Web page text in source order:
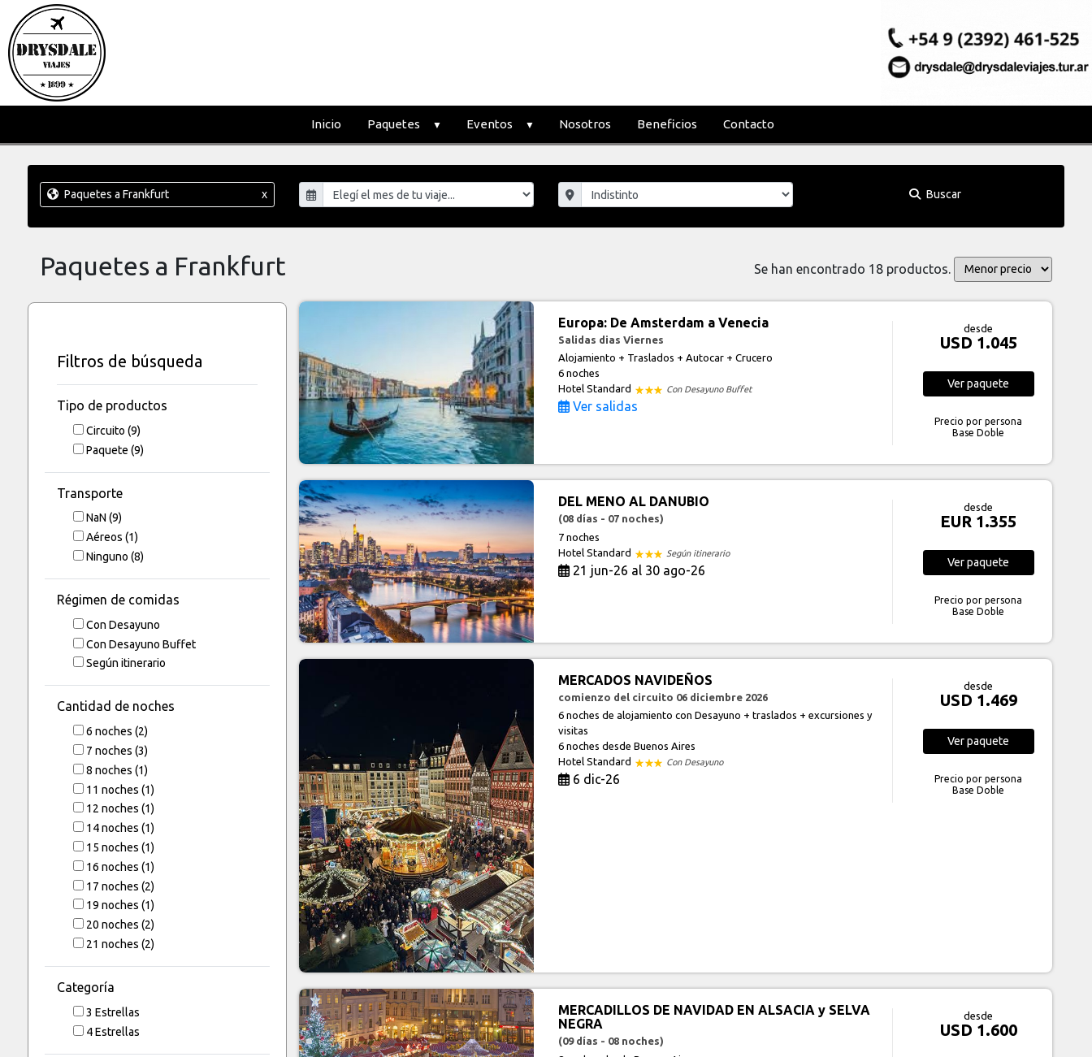
Inicio Paquetes Eventos Nosotros Beneficios Contacto
Paquetes a Frankfurt x Buscar
Paquetes a Frankfurt Se han encontrado 18 productos.
Filtros de búsqueda
Tipo de productos
Circuito (9)
Paquete (9)
Transporte
NaN (9)
Aéreos (1)
Ninguno (8)
Régimen de comidas
Con Desayuno
Con Desayuno Buffet
Según itinerario
Cantidad de noches
6 noches (2)
7 noches (3)
8 noches (1)
11 noches (1)
12 noches (1)
14noches (1)
15 noches (1)
16 noches (1)
17 noches (2)
19 noches (1)
20 noches (2)
21 noches (2)
Categoría
3 Estrellas
4 Estrellas
Europa: De Amsterdam a Venecia
Salidas dias Viernes
Alojamiento + Traslados + Autocar + Crucero
6 noches
Hotel Standard
Con Desayuno Buffet
Ver salidas
desde
USD 1.045
Verpaquete
Precio por persona
Base Doble
DEL MENO AL DANUBIO
(08 días - 07 noches)
7 noches
Hotel Standard
Según itinerario
21 jun-26 al 30 ago-26
desde
EUR 1.355
Verpaquete
Precio por persona
Base Doble
MERCADOS NAVIDEÑOS
comienzo del circuito 06 diciembre 2026
6 noches de alojamiento con Desayuno + traslados + excursiones y
visitas
6 noches desde Buenos Aires
Hotel Standard
Con Desayuno
6 dic-26
desde
USD 1.469
Verpaquete
Precio por persona
Base Doble
MERCADILLOS DE NAVIDAD EN ALSACIA y SELVA
NEGRA
(09 días - 08 noches)
desde
USD 1.600